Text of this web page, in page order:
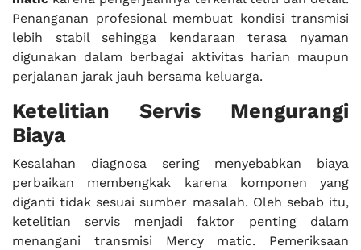
Penanganan profesional membuat kondisi transmisi
lebih stabil sehingga kendaraan terasa nyaman
digunakan dalam berbagai aktivitas harian maupun
perjalanan jarak jauh bersama keluarga.
Ketelitian Servis Mengurangi
Biaya
Kesalahan diagnosa sering menyebabkan biaya
perbaikan membengkak karena komponen yang
diganti tidak sesuai sumber masalah. Oleh sebab itu,
ketelitian servis menjadi faktor penting dalam
menangani transmisi Mercy matic. Pemeriksaan